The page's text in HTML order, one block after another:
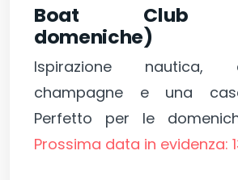
Boat Club
domeniche)
Ispirazione
champagne e una
Perfetto per le
Prossima data in evidenza: